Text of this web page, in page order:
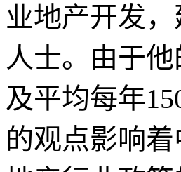
业地产开发
人士。由于
及平均每年
的观点影响